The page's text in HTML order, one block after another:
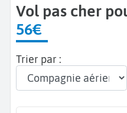
Vol pas cher
56€
Trier par :